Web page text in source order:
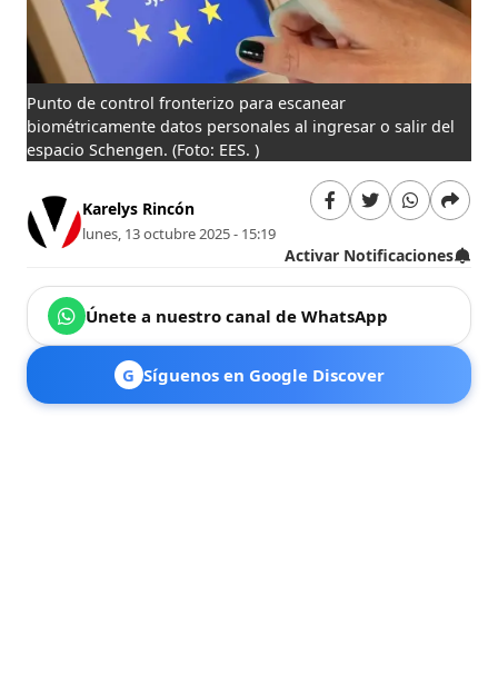
Punto de control fronterizo para escanear
biométricamente datos personales al ingresar o salir del
espacio Schengen. (Foto: EES. )
Karelys Rincón
lunes, 13 octubre 2025 - 15:19
Activar Notificaciones
Únete a nuestro canal de WhatsApp
G Síguenos en Google Discover